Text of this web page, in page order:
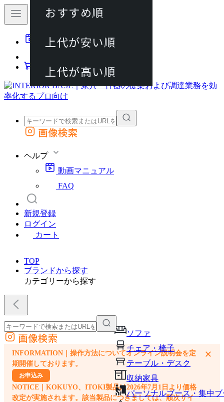
動画マニュアル
カート
外部サイトの商品をカートに追加
画像検索
ヘルプ
動画マニュアル
FAQ
新規登録
ログイン
カート
TOP
ブランドから探す
カテゴリーから探す
ソファ
チェア・椅子
テーブル・デスク
収納家具
パーソナルブース・集中
外部サイトの商品をカートに追加
他のサイトで見つけた商品ページのURLを貼り付けて、カートに追加できます
画像検索
INFORMATION｜操作方法についてオンライン説明会を定
期開催しております。
お申込み
NOTICE｜KOKUYO、ITOKI製品は2026年7月1日より価格
改定が実施されます。該当製品につきましては、順次サイ
×
おすすめ順
上代が安い順
上代が高い順